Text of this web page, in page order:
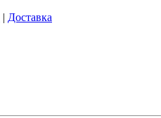
| Доставка